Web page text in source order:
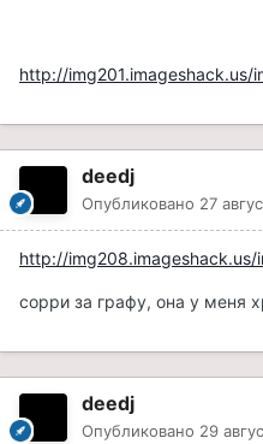
http://
deedj
Опубликовано 27
http://
cорри за графу, она у меня
deedj
Опубликовано 29